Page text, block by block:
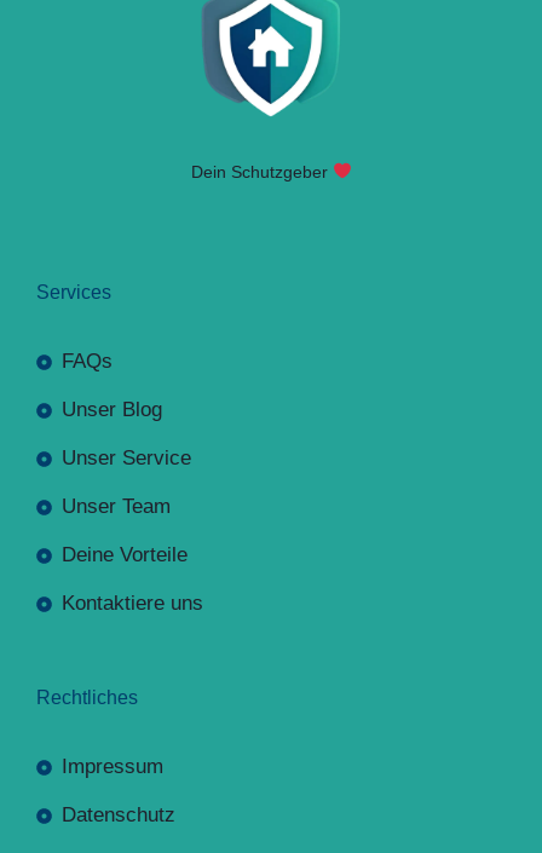
Dein Schutzgeber
Services
FAQs
Unser Blog
Unser Service
Unser Team
Deine Vorteile
Kontaktiere uns
Rechtliches
Impressum
Datenschutz